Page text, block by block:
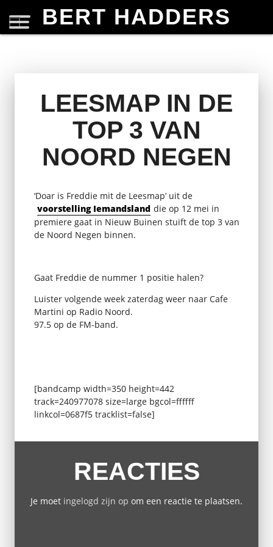
BERT HADDERS
LEESMAP IN DE
TOP 3 VAN
NOORD NEGEN
‘Doar is Freddie mit de Leesmap’ uit de
voorstelling Iemandsland die op 12 mei in
premiere gaat in Nieuw Buinen stuift de top 3 van
de Noord Negen binnen.
Gaat Freddie de nummer 1 positie halen?
Luister volgende week zaterdag weer naar Cafe
Martini op Radio Noord.
97.5 op de FM-band.
[bandcamp width=350 height=442
track=240977078 size=large bgcol=ffffff
linkcol=0687f5 tracklist=false]
REACTIES
Je moet ingelogd zijn op om een reactie te plaatsen.